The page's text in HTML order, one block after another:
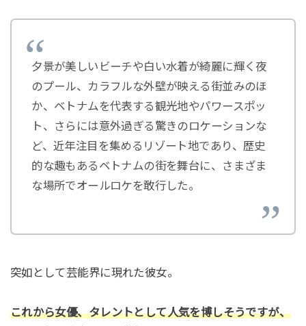
夕景が美しいビーチや白い水着が綺麗に輝く夜
のプール、カラフルな外壁が映える街並みのほ
か、ベトナムを代表する観光地やパワースポッ
ト、さらには意外過ぎる驚きのロケーションな
ど、近年注目を集めるリゾート地であり、歴史
的な趣もあるベトナムの街を舞台に、さまざま
な場所でオールロケを敢行した。
突如として芸能界に現れた彼女。
これから女優、タレントとして人気を博しそうですが、